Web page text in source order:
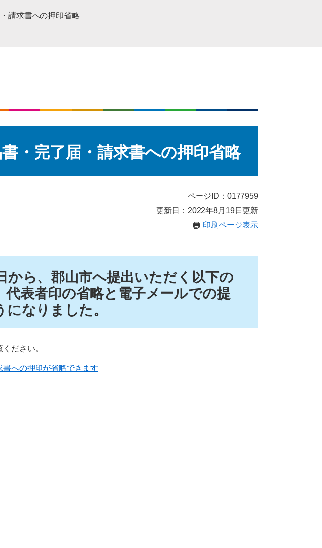
請求書への押印省略
・完了届・請求書への押印省略
ページID：0177959
更新日：2022年8月19日更新
印刷ページ表示
から、郡山市へ提出いただく以下の
代表者印の省略と電子メールでの提
なりました。
ださい。
書への押印が省略できます